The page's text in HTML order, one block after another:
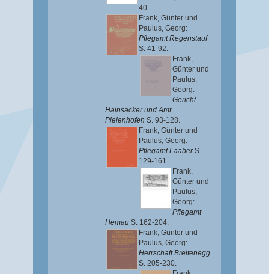
40.
Frank, Günter und
Paulus, Georg:
Pflegamt Regenstauf
S. 41-92.
Frank,
Günter und
Paulus,
Georg:
Gericht
Hainsacker und Amt
Pielenhofen S. 93-128.
Frank, Günter und
Paulus, Georg:
Pflegamt LaaberS.
129-161.
Frank,
Günter und
Paulus,
Georg:
Pflegamt
Hemau S. 162-204.
Frank, Günter und
Paulus, Georg:
Herrschaft Breitenegg
S. 205-230.